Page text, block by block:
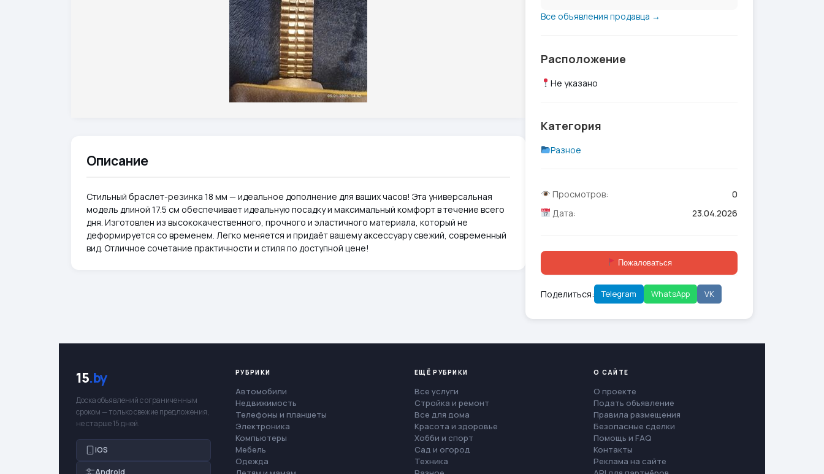
Описание
Стильный браслет-резинка 18 мм — идеальное дополнение для ваших часов! Эта универсальная
модель длиной 17.5 см обеспечивает идеальную посадку и максимальный комфорт в течение всего
дня. Изготовлен из высококачественного, прочного и эластичного материала, который не
деформируется со временем. Легко меняется и придаёт вашему аксессуару свежий, современный
вид. Отличное сочетание практичности и стиля по доступной цене!
Все объявления продавца →
Расположение
Не указано
Категория
Разное
Просмотров:
0
Дата:
23.04.2026
Пожаловаться
Поделиться: Telegram WhatsApp VK
15.by
Доска объявлений с ограниченным
сроком — только свежие предложения,
не старше 15 дней.
iOS
Android
РУБРИКИ
Автомобили
Недвижимость
Телефоны и планшеты
Электроника
Компьютеры
Мебель
Одежда
ЕЩЁ РУБРИКИ
Все услуги
Стройка и ремонт
Все для дома
Красота и здоровье
Хобби и спорт
Сад и огород
Техника
О САЙТЕ
О проекте
Подать объявление
Правила размещения
Безопасные сделки
Помощь и FAQ
Контакты
Реклама на сайте